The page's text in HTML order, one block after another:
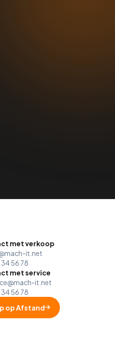
met verkoop
it.net
34 56 78
met service
it.net
34 56 78
op Afstand